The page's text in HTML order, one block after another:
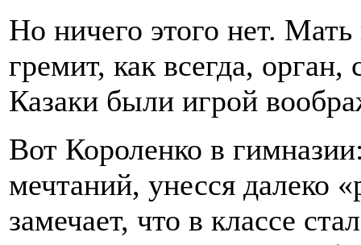
Но ничего этого нет.
гремит, как всегда, орган,
Казаки были игрой
Вот Короленко в
мечтаний, унесся далеко
замечает, что в классе